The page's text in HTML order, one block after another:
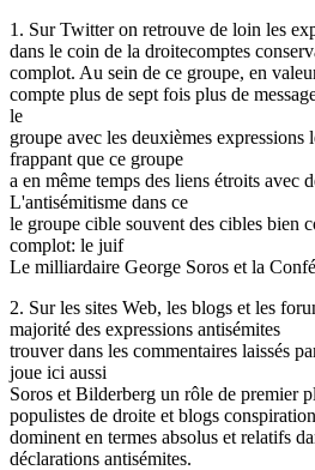
1. Sur Twitter on retrouve de loin les
dans le coin de la droitecomptes
complot. Au sein de ce groupe, en
compte plus de sept fois plus de
le
groupe avec les deuxièmes expressions
frappant que ce groupe
a en même temps des liens étroits avec
L'antisémitisme dans ce
le groupe cible souvent des cibles bien
complot: le juif
Le milliardaire George Soros et la
2. Sur les sites Web, les blogs et les
majorité des expressions antisémites
trouver dans les commentaires laissés
joue ici aussi
Soros et Bilderberg un rôle de premier
populistes de droite et blogs
dominent en termes absolus et relatifs
déclarations antisémites.